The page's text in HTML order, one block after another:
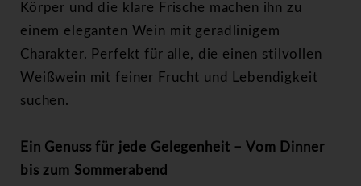
Körper und die klare Frische machen ihn zu
einem eleganten Wein mit geradlinigem
Charakter. Perfekt für alle, die einen stilvollen
Weißwein mit feiner Frucht und Lebendigkeit
suchen.
Ein Genuss für jede Gelegenheit – Vom Dinner
bis zum Sommerabend